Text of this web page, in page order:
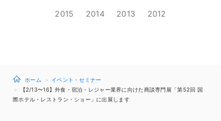
2015 2014 2013 2012
ホーム
イベント・セミナー
【2/13〜16】外食・宿泊・レジャー業界に向けた商談専門展「第52回 国
際ホテル・レストラン・ショー」に出展します